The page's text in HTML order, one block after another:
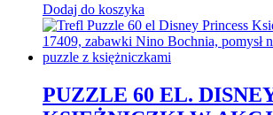
Dodaj do koszyka
PUZZLE 60 EL.